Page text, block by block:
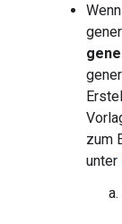
zum
unter